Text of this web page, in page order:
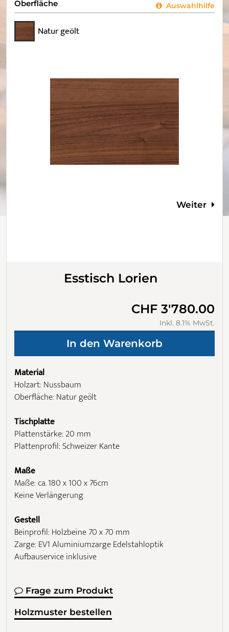
Oberfläche Auswahlhilfe
Natur geölt
Weiter
Esstisch Lorien
CHF 3'780.00
Inkl. 8.1% MwSt.
Material
Holzart: Nussbaum
Oberfläche: Natur geölt
Tischplatte
Plattenstärke: 20 mm
Plattenprofil: Schweizer Kante
Maße
Maße: ca. 180 x 100 x 76cm
Keine Verlängerung
Gestell
Beinprofil: Holzbeine 70 x 70 mm
Zarge: EV1 Aluminiumzarge Edelstahloptik
Aufbauservice inklusive
Frage zum Produkt
Holzmuster bestellen